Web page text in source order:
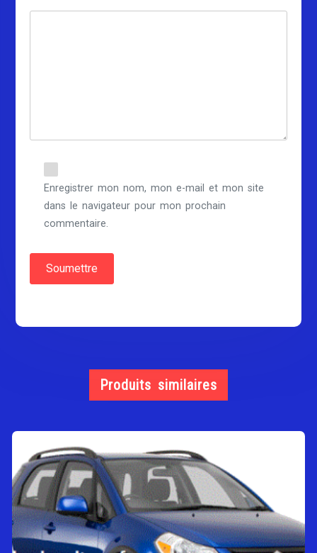
Enregistrer mon nom, mon e-mail et mon site
dans le navigateur pour mon prochain
commentaire.
Produits similaires